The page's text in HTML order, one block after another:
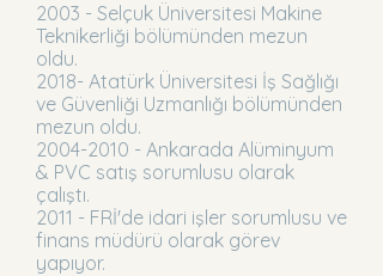
2003 - Selçuk Üniversitesi Makine
Teknikerliği bölümünden mezun
oldu.
2018- Atatürk Üniversitesi İş Sağlığı
ve Güvenliği Uzmanlığı bölümünden
mezun oldu.
2004-2010 - Ankarada Alüminyum
& PVC satış sorumlusu olarak
çalıştı.
2011 - FRİ'de idari işler sorumlusu ve
finans müdürü olarak görev
yapıyor.